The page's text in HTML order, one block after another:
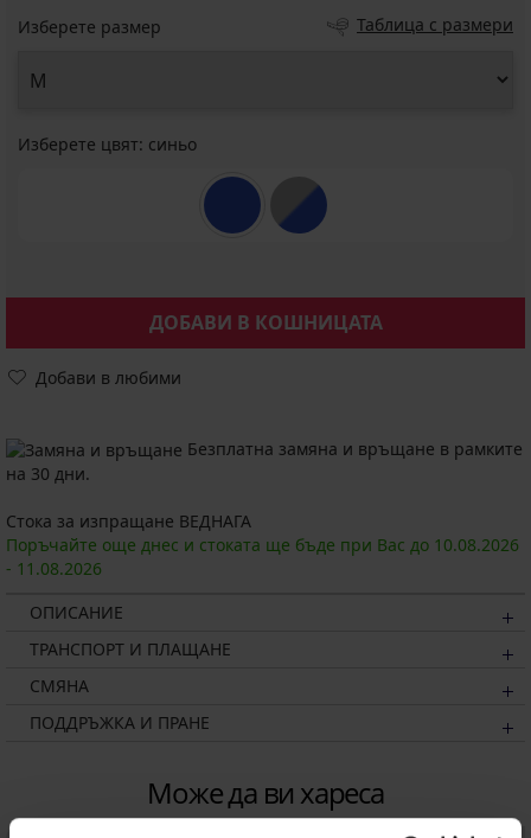
Изберете размер Таблица с размери
Изберете цвят: синьо
ДОБАВИ В КОШНИЦАТА
Добави в любими
Безплатна замяна и връщане в рамките
на 30 дни.
Стока за изпращане ВЕДНАГА
Поръчайте още днес и стоката ще бъде при Вас до 10.08.2026
- 11.08.2026
ОПИСАНИЕ
ТРАНСПОРТ И ПЛАЩАНЕ
СМЯНА
ПОДДРЪЖКА И ПРАНЕ
Може да ви хареса